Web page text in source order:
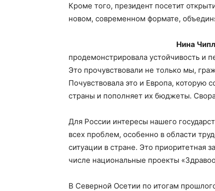
Кроме того, президент посетит
новом, современном формате,
Нина
продемонстрировала устойчивость и
Это прочувствовали не только мы,
Почувствовала это и Европа,
страны и пополняет их бюджеты.
Для России интересы нашего
всех проблем, особенно в области
ситуации в стране. Это приоритетная
числе национальные проекты
В Северной Осетии по итогам